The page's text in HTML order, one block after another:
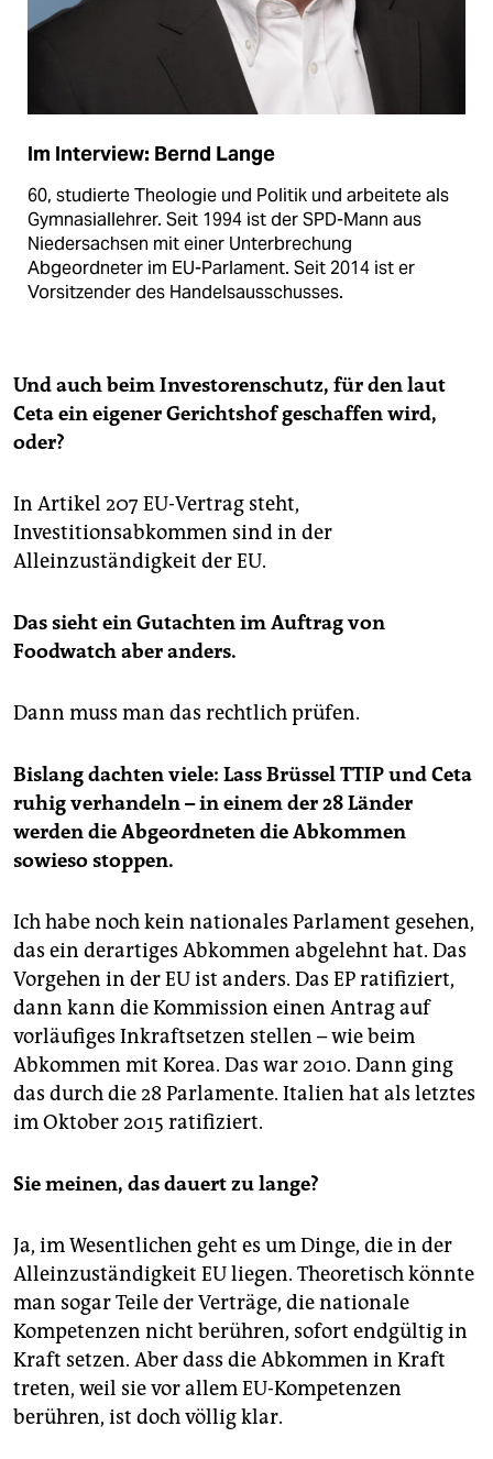
Im Interview: Bernd Lange
60, studierte Theologie und Politik und arbeitete als
Gymnasiallehrer. Seit 1994 ist der SPD-Mann aus
Niedersachsen mit einer Unterbrechung
Abgeordneter im EU-Parlament. Seit 2014 ist er
Vorsitzender des Handelsausschusses.
Und auch beim Investorenschutz, für den laut
Ceta ein eigener Gerichtshof geschaffen wird,
oder?
In Artikel 207 EU-Vertrag steht,
Investitionsabkommen sind in der
Alleinzuständigkeit der EU.
Das sieht ein Gutachten im Auftrag von
Foodwatch aber anders.
Dann muss man das rechtlich prüfen.
Bislang dachten viele: Lass Brüssel TTIP und Ceta
ruhig verhandeln – in einem der 28 Länder
werden die Abgeordneten die Abkommen
sowieso stoppen.
Ich habe noch kein nationales Parlament gesehen,
das ein derartiges Abkommen abgelehnt hat. Das
Vorgehen in der EU ist anders. Das EP ratifiziert,
dann kann die Kommission einen Antrag auf
vorläufiges Inkraftsetzen stellen – wie beim
Abkommen mit Korea. Das war 2010. Dann ging
das durch die 28 Parlamente. Italien hat als letztes
im Oktober 2015 ratifiziert.
Sie meinen, das dauert zu lange?
Ja, im Wesentlichen geht es um Dinge, die in der
Alleinzuständigkeit EU liegen. Theoretisch könnte
man sogar Teile der Verträge, die nationale
Kompetenzen nicht berühren, sofort endgültig in
Kraft setzen. Aber dass die Abkommen in Kraft
treten, weil sie vor allem EU-Kompetenzen
berühren, ist doch völlig klar.